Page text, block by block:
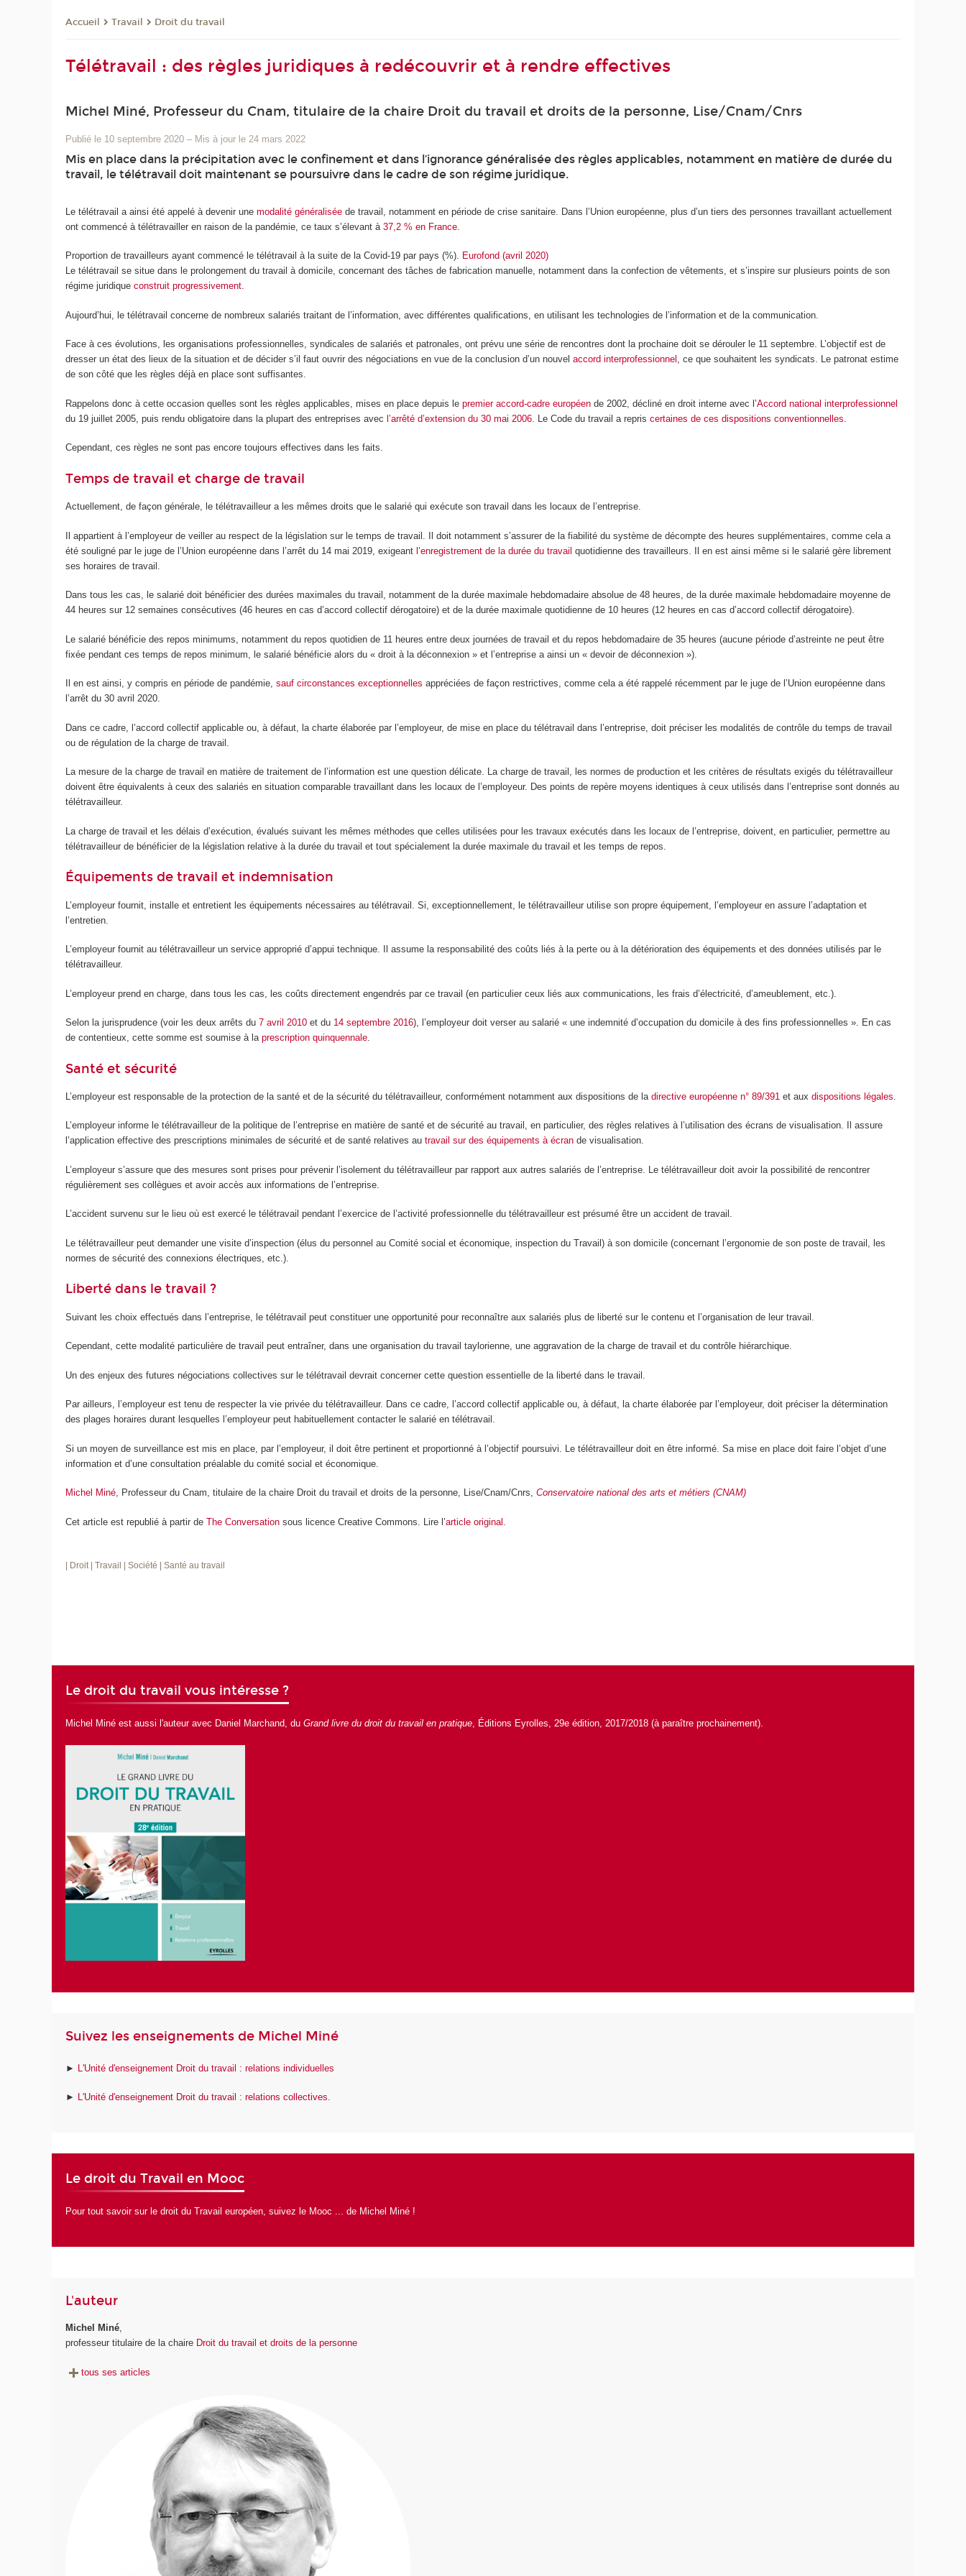
Accueil Travail Droit du travail
Télétravail : des règles juridiques à redécouvrir et à rendre effectives
Michel Miné, Professeur du Cnam, titulaire de la chaire Droit du travail et droits de la personne, Lise/Cnam/Cnrs
Publié le 10 septembre 2020 – Mis à jour le 24 mars 2022
Mis en place dans la précipitation avec le confinement et dans l’ignorance généralisée des règles applicables, notamment en matière de durée du
travail, le télétravail doit maintenant se poursuivre dans le cadre de son régime juridique.
Le télétravail a ainsi été appelé à devenir unemodalité généralisée de travail, notamment en période de crise sanitaire. Dans l’Union européenne, plus d’un tiers des personnes travaillant actuellement
ont commencé à télétravailler en raison de la pandémie, ce taux s’élevant à37,2 % en France
Proportion de travailleurs ayant commencé le télétravail à la suite de la Covid-19 par pays (%). Eurofond (avril 2020)
Le télétravail se situe dans le prolongement du travail à domicile, concernant des tâches de fabrication manuelle, notamment dans la confection de vêtements, et s’inspire sur plusieurs points de son
régime juridiqueconstruit progressivement.
Aujourd’hui, le télétravail concerne de nombreux salariés traitant de l’information, avec différentes qualifications, en utilisant les technologies de l’information et de la communication.
Face à ces évolutions, les organisations professionnelles, syndicales de salariés et patronales, ont prévu une série de rencontres dont la prochaine doit se dérouler le 11 septembre. L’objectif est de
dresser un état des lieux de la situation et de décider s’il faut ouvrir des négociations en vue de la conclusion d’un nouvelaccord interprofessionnel , ce que souhaitent les syndicats. Le patronat estime
de son côté que les règles déjà en place sont suffisantes.
Rappelons donc à cette occasion quelles sont les règles applicables, mises en place depuis lepremier accord-cadre européen de 2002, décliné en droit interne avec l’Accord national interprofessionnel
du 19 juillet 2005, puis rendu obligatoire dans la plupart des entreprises avec l’arrêté d’extension du 30 mai 2006 . Le Code du travail a repriscertaines de ces dispositions conventionnelles
Cependant, ces règles ne sont pas encore toujours effectives dans les faits.
Temps de travail et charge de travail
Actuellement, de façon générale, le télétravailleur a les mêmes droits que le salarié qui exécute son travail dans les locaux de l’entreprise.
Il appartient à l’employeur de veiller au respect de la législation sur le temps de travail. Il doit notamment s’assurer de la fiabilité du système de décompte des heures supplémentaires, comme cela a
été souligné par le juge de l’Union européenne dans l’arrêt du 14 mai 2019, exigeantl’enregistrement de la durée du travail quotidienne des travailleurs. Il en est ainsi même si le salarié gère librement
ses horaires de travail.
Dans tous les cas, le salarié doit bénéficier des durées maximales du travail, notamment de la durée maximale hebdomadaire absolue de 48 heures, de la durée maximale hebdomadaire moyenne de
44 heures sur 12 semaines consécutives (46 heures en cas d’accord collectif dérogatoire) et de la durée maximale quotidienne de 10 heures (12 heures en cas d’accord collectif dérogatoire).
Le salarié bénéficie des repos minimums, notamment du repos quotidien de 11 heures entre deux journées de travail et du repos hebdomadaire de 35 heures (aucune période d’astreinte ne peut être
fixée pendant ces temps de repos minimum, le salarié bénéficie alors du « droit à la déconnexion » et l’entreprise a ainsi un « devoir de déconnexion »).
Il en est ainsi, y compris en période de pandémie,sauf circonstances exceptionnelles appréciées de façon restrictives, comme cela a été rappelé récemment par le juge de l’Union européenne dans
l’arrêt du 30 avril 2020.
Dans ce cadre, l’accord collectif applicable ou, à défaut, la charte élaborée par l’employeur, de mise en place du télétravail dans l’entreprise, doit préciser les modalités de contrôle du temps de travail
ou de régulation de la charge de travail.
La mesure de la charge de travail en matière de traitement de l’information est une question délicate. La charge de travail, les normes de production et les critères de résultats exigés du télétravailleur
doivent être équivalents à ceux des salariés en situation comparable travaillant dans les locaux de l’employeur. Des points de repère moyens identiques à ceux utilisés dans l’entreprise sont donnés au
télétravailleur.
La charge de travail et les délais d’exécution, évalués suivant les mêmes méthodes que celles utilisées pour les travaux exécutés dans les locaux de l’entreprise, doivent, en particulier, permettre au
télétravailleur de bénéficier de la législation relative à la durée du travail et tout spécialement la durée maximale du travail et les temps de repos.
Équipements de travail et indemnisation
L’employeur fournit, installe et entretient les équipements nécessaires au télétravail. Si, exceptionnellement, le télétravailleur utilise son propre équipement, l’employeur en assure l’adaptation et
l’entretien.
L’employeur fournit au télétravailleur un service approprié d’appui technique. Il assume la responsabilité des coûts liés à la perte ou à la détérioration des équipements et des données utilisés par le
télétravailleur.
L’employeur prend en charge, dans tous les cas, les coûts directement engendrés par ce travail (en particulier ceux liés aux communications, les frais d’électricité, d’ameublement, etc.).
Selon la jurisprudence (voir les deux arrêts du7 avril 2010 et du 14 septembre 2016), l’employeur doit verser au salarié « une indemnité d’occupation du domicile à des fins professionnelles ». En cas
de contentieux, cette somme est soumise à laprescription quinquennale.
Santé et sécurité
L’employeur est responsable de la protection de la santé et de la sécurité du télétravailleur, conformément notamment aux dispositions de ladirective européenne n° 89/391 et auxdispositions légales
L’employeur informe le télétravailleur de la politique de l’entreprise en matière de santé et de sécurité au travail, en particulier, des règles relatives à l’utilisation des écrans de visualisation. Il assure
l’application effective des prescriptions minimales de sécurité et de santé relatives autravail sur des équipements à écran de visualisation.
L’employeur s’assure que des mesures sont prises pour prévenir l’isolement du télétravailleur par rapport aux autres salariés de l’entreprise. Le télétravailleur doit avoir la possibilité de rencontrer
régulièrement ses collègues et avoir accès aux informations de l’entreprise.
L’accident survenu sur le lieu où est exercé le télétravail pendant l’exercice de l’activité professionnelle du télétravailleur est présumé être un accident de travail.
Le télétravailleur peut demander une visite d’inspection (élus du personnel au Comité social et économique, inspection du Travail) à son domicile (concernant l’ergonomie de son poste de travail, les
normes de sécurité des connexions électriques, etc.).
Liberté dans le travail ?
Suivant les choix effectués dans l’entreprise, le télétravail peut constituer une opportunité pour reconnaître aux salariés plus de liberté sur le contenu et l’organisation de leur travail.
Cependant, cette modalité particulière de travail peut entraîner, dans une organisation du travail taylorienne, une aggravation de la charge de travail et du contrôle hiérarchique.
Un des enjeux des futures négociations collectives sur le télétravail devrait concerner cette question essentielle de la liberté dans le travail.
Par ailleurs, l’employeur est tenu de respecter la vie privée du télétravailleur. Dans ce cadre, l’accord collectif applicable ou, à défaut, la charte élaborée par l’employeur, doit préciser la détermination
des plages horaires durant lesquelles l’employeur peut habituellement contacter le salarié en télétravail.
Si un moyen de surveillance est mis en place, par l’employeur, il doit être pertinent et proportionné à l’objectif poursuivi. Le télétravailleur doit en être informé. Sa mise en place doit faire l’objet d’une
information et d’une consultation préalable du comité social et économique.
Michel Miné, Professeur du Cnam, titulaire de la chaire Droit du travail et droits de la personne, Lise/Cnam/Cnrs,Conservatoire national des arts et métiers (CNAM)
Cet article est republié à partir deThe Conversation sous licence Creative Commons. Lire l’article original
| Droit | Travail | Société | Santé au travail
Le droit du travail vous intéresse ?
Michel Miné est aussi l'auteur avec Daniel Marchand, duGrand livre du droit du travail en pratique, Éditions Eyrolles, 29e édition, 2017/2018 (à paraître prochainement).
Suivez les enseignements de Michel Miné
► L'Unité d'enseignement Droit du travail : relations individuelles
► L'Unité d'enseignement Droit du travail : relations collectives.
Le droit du Travail en Mooc
Pour tout savoir sur le droit du Travail européen, suivez le Mooc ... de Michel Miné !
L'auteur
Michel Miné,
professeur titulaire de la chaire Droit du travail et droits de la personne
tous ses articles